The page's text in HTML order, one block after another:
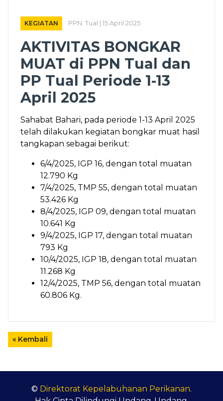
KEGIATAN PPN. Tual | 15 April 2025
AKTIVITAS BONGKAR
MUAT di PPN Tual dan
PP Tual Periode 1-13
April 2025
Sahabat Bahari, pada periode 1-13 April 2025
telah dilakukan kegiatan bongkar muat hasil
tangkapan sebagai berikut:
6/4/2025, IGP 16, dengan total muatan
12.790 Kg
7/4/2025, TMP 55, dengan total muatan
53.426 Kg
8/4/2025, IGP 09, dengan total muatan
10.641 Kg
9/4/2025, IGP 17, dengan total muatan
793 Kg
10/4/2025, IGP 18, dengan total muatan
11.268 Kg
12/4/2025, TMP 56, dengan total muatan
60.806 Kg.
« Kembali
© Direktorat Kepelabuhanan Perikanan.